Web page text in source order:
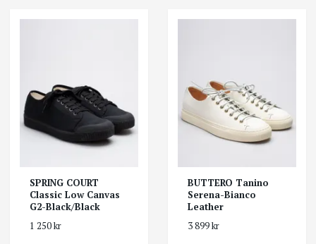
SPRING COURT
Classic Low Canvas
G2-Black/Black
1 250 kr
BUTTERO Tanino
Serena-Bianco
Leather
3 899 kr